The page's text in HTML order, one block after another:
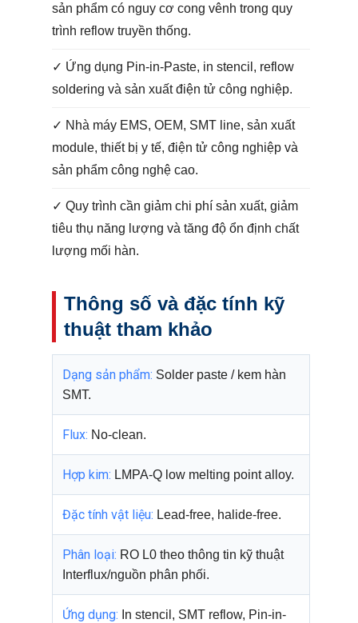
sản phẩm có nguy cơ cong vênh trong quy
trình reflow truyền thống.
✓ Ứng dụng Pin-in-Paste, in stencil, reflow
soldering và sản xuất điện tử công nghiệp.
✓ Nhà máy EMS, OEM, SMT line, sản xuất
module, thiết bị y tế, điện tử công nghiệp và
sản phẩm công nghệ cao.
✓ Quy trình cần giảm chi phí sản xuất, giảm
tiêu thụ năng lượng và tăng độ ổn định chất
lượng mối hàn.
Thông số và đặc tính kỹ
thuật tham khảo
Dạng sản phẩm: Solder paste / kem hàn
SMT.
Flux: No-clean.
Hợp kim: LMPA-Q low melting point alloy.
Đặc tính vật liệu: Lead-free, halide-free.
Phân loại: RO L0 theo thông tin kỹ thuật
Interflux/nguồn phân phối.
Ứng dụng: In stencil, SMT reflow, Pin-in-